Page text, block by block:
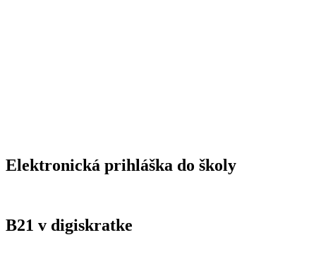
Elektronická prihláška do školy
B21 v digiskratke